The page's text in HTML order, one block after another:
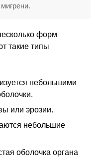
форм
такие типы
небольшими
или эрозии.
небольшие
оболочка органа